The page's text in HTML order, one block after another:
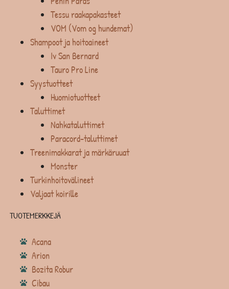
Tessu raakapakasteet
VOM (Vom og hundemat)
Shampoot ja hoitoaineet
Iv San Bernard
Tauro Pro Line
Syystuotteet
Huomiotuotteet
Taluttimet
Nahkataluttimet
Paracord-taluttimet
Treenimakkarat ja märkäruuat
Monster
Turkinhoitovälineet
Valjaat koirille
TUOTEMERKKEJÄ
Acana
Arion
Bozita Robur
Cibau